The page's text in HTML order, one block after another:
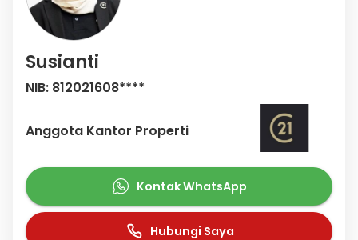
Susianti
NIB: 812021608****
Anggota Kantor Properti
Kontak WhatsApp
Hubungi Saya